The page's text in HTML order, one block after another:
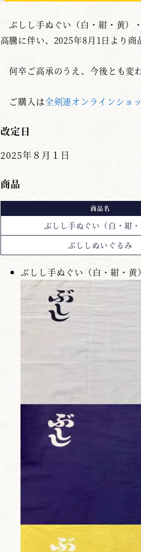
ぶしし手ぬぐい（白・紺・黄）
高騰に伴い、2025年8月1日より商
何卒ご高承のうえ、今後とも変
ご購入は全剣連オンラインショ
改定日
2025年８月１日
商品
商品名
ぶしし手ぬぐい（白・紺・
ぶししぬいぐるみ
ぶしし手ぬぐい（白・紺・黄）